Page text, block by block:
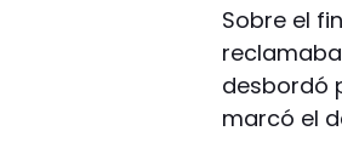
Sobre el
desbordó
marcó el